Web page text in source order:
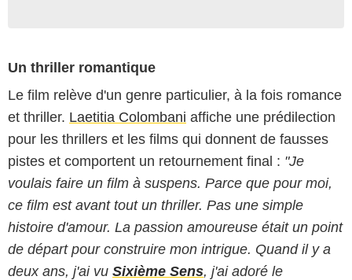
Un thriller romantique
Le film relève d'un genre particulier, à la fois romance
et thriller. Laetitia Colombani affiche une prédilection
pour les thrillers et les films qui donnent de fausses
pistes et comportent un retournement final : "Je
voulais faire un film à suspens. Parce que pour moi,
ce film est avant tout un thriller. Pas une simple
histoire d'amour. La passion amoureuse était un point
de départ pour construire mon intrigue. Quand il y a
deux ans, j'ai vu Sixième Sens, j'ai adoré le